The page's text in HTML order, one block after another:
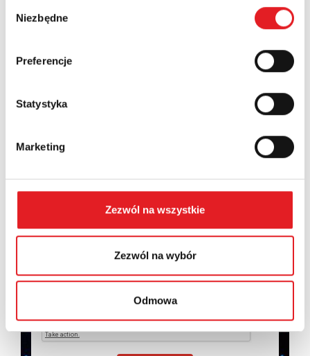
zgody
Niezbędne
Preferencje
Statystyka
Marketing
Zezwól na wszystkie
Zezwól na wybór
Odmowa
Contents: *
I consent to the processing of my personal data by
personal data in thePrivacy Policy*
*